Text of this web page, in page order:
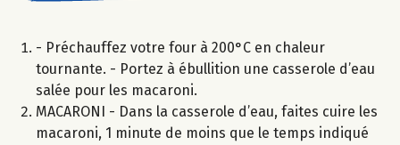
- Préchauffez votre four à 200°C en chaleur
tournante. - Portez à ébullition une casserole d’eau
salée pour les macaroni.
MACARONI - Dans la casserole d’eau, faites cuire les
macaroni, 1 minute de moins que le temps indiqué